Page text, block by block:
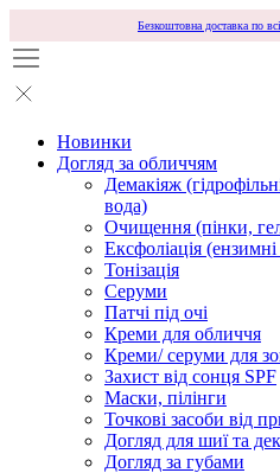
Безкоштовна доставка по
Новинки
Догляд за обличчям
Демакіяж
вода)
Очищення (пінки,
Ексфоліація
Тонізація
Серуми
Патчі під очі
Креми для обличчя
Креми/ серуми для
Захист від сонця SPF
Маски, пілінги
Точкові засоби від
Догляд для шиї та
Догляд за губами